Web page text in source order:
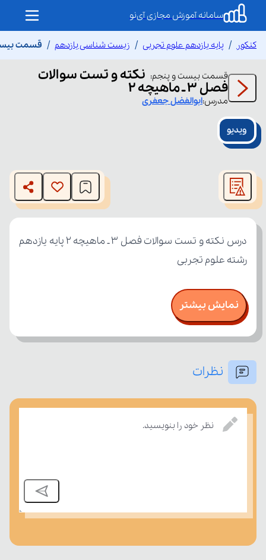
سامانه آموزش مجازی آی‌نو
کنکور پایه یازدهم علوم تجربی زیست شناسی یازدهم قسمت بیست و
قسمت بیست و پنجم: نکته و تست سوالات
فصل ۳ ـ ماهیچه ۲
مدرس:ابوالفضلجعفری
ویدیو
modal
window.
The media could not be loaded, either because the server
or network failed or because the format is not supported.
رشته علوم تجربی
نمایش بیشتر
نظرات
نظر خود را بنویسید.